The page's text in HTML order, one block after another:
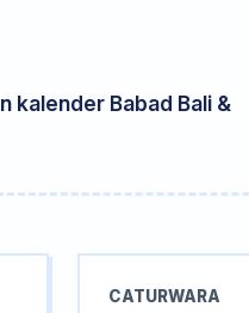
kalender Babad Bali &
CATURWARA